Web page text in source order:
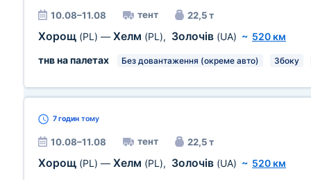
10.08–11.08 тент 22,5 т
Хорощ (PL) — Хелм (PL), Золочів (UA) ~ 520 км
тнв на палетах
Без довантаження (окреме авто) Збоку
7 годин тому
10.08–11.08 тент 22,5 т
Хорощ (PL) — Хелм (PL), Золочів (UA) ~ 520 км